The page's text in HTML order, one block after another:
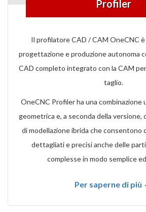
Profiler
Il profilatore CAD / CAM OneCNC è
progettazione e produzione autonoma
CAD completo integrato con la CAM
taglio.
OneCNC Profiler ha una combinazione
geometrica e, a seconda della
di modellazione ibrida che consentono
dettagliati e precisi anche delle
complesse in modo semplice
Per saperne di più